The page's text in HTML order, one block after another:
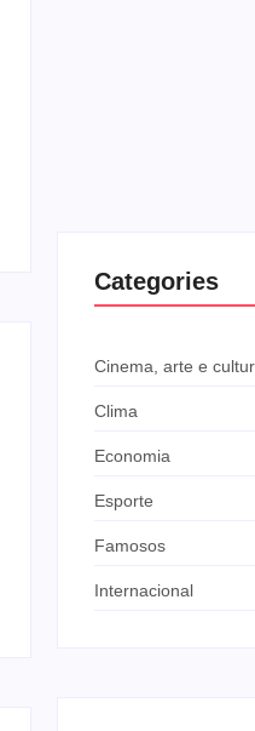
Categories
Cinema, arte e
Clima
Economia
Esporte
Famosos
Internacional